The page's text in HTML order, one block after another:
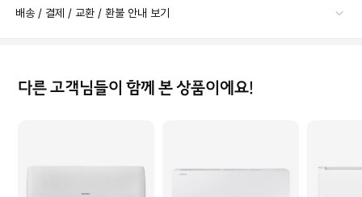
배송 / 결제 / 교환 / 환불 안내 보기
다른 고객님들이 함께 본 상품이에요!